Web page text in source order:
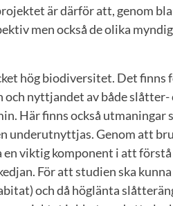
är därför att, genom
men också de olika
hög biodiversitet. Det finns
nyttjandet av både slåtter-
Här finns också utmaningar
underutnyttjas. Genom att
en viktig komponent i att
För att studien ska
och då höglänta